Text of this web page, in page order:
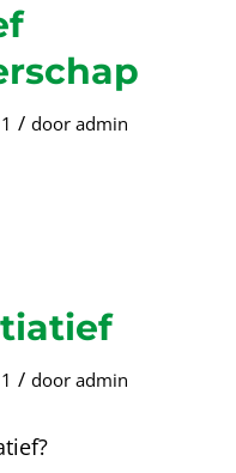
/ dooradmin
/ dooradmin